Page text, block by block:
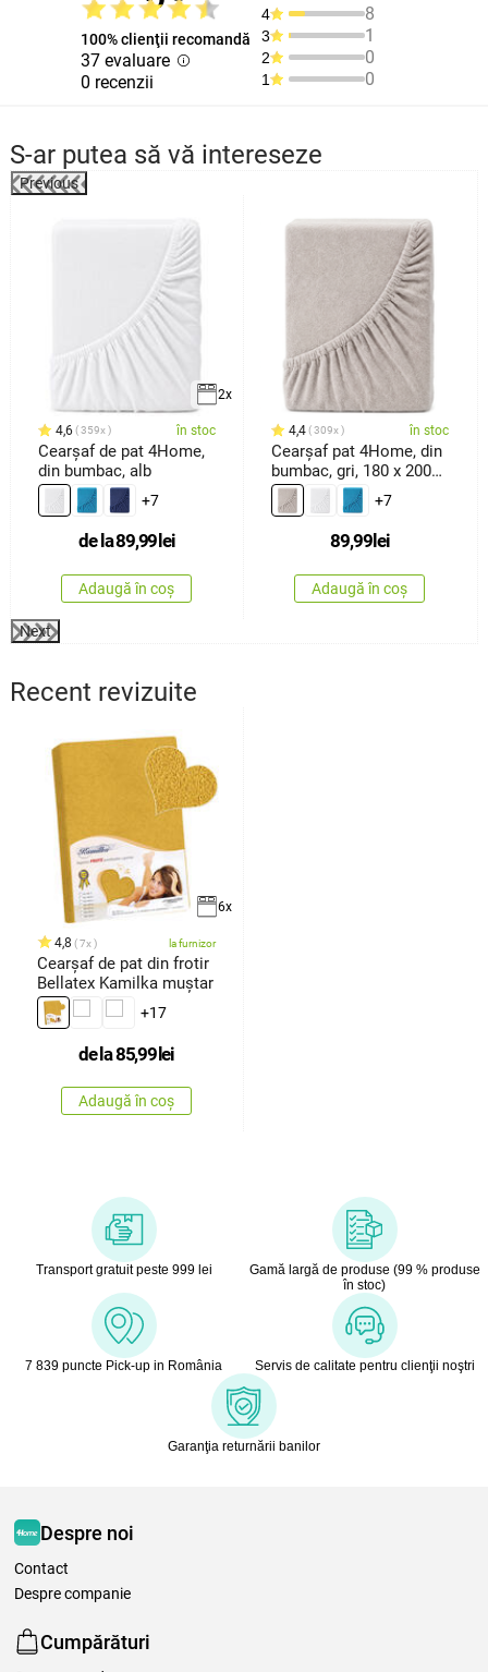
100% clienţii recomandă
37 evaluare
0 recenzii
4 8
3 1
2 0
1 0
S-ar putea să vă intereseze
Previous
2x
4,6 359x în stoc
Cearșaf de pat 4Home,
din bumbac, alb
+7
de la89,99 lei
Adaugă în coș
4,4 309x în stoc
Cearșaf pat 4Home, din
bumbac, gri, 180 x 200
cm
+7
89,99 lei
Adaugă în coș
Next
Recent revizuite
6x
4,8 7x la furnizor
Cearșaf de pat din frotir
Bellatex Kamilka muștar
+17
de la85,99lei
Adaugă în coș
Transport gratuit peste 999 lei
Gamă largă de produse (99 % produse
în stoc)
7 839 puncte Pick-up in România Servis de calitate pentru clienţii noştri
Garanţia returnării banilor
Despre noi
Contact
Despre companie
Cumpărături